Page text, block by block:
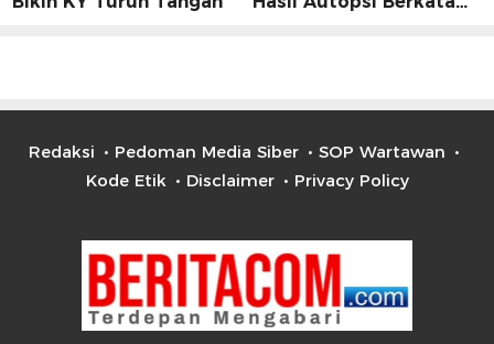
Redaksi Pedoman Media Siber
SOP Wartawan
Kode Etik
Disclaimer Privacy Policy